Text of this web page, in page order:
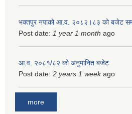
भक्तपुर नपाको आ.व. २०८२।८३ को बजेट
Post date: 1 year 1 month ago
आ.व. २०८१/८२ को अनुमानित बजेट
Post date: 2 years 1 weekago
more